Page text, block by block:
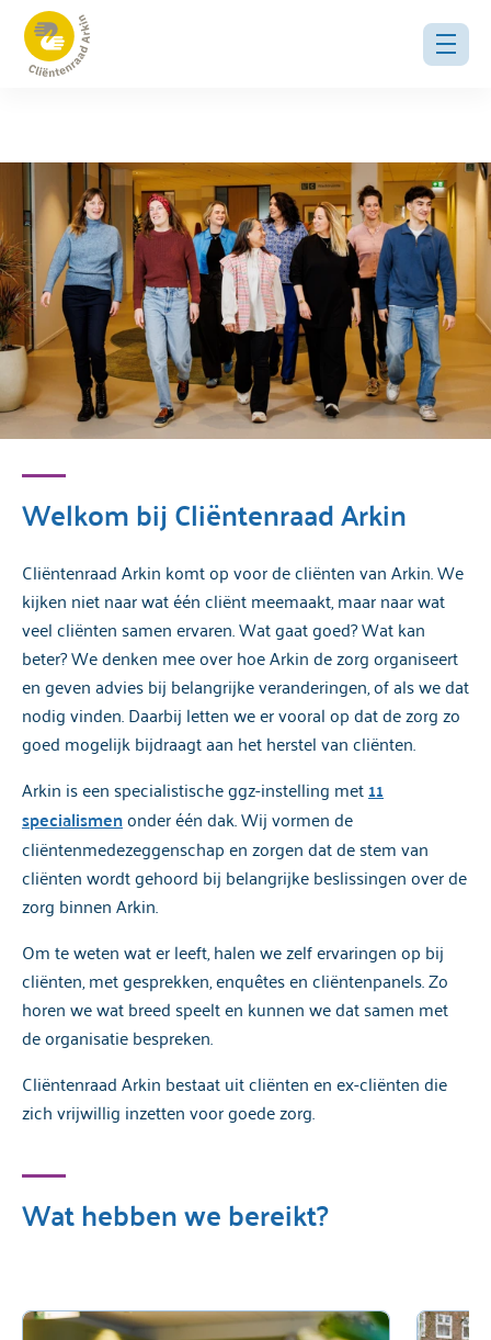
Welkom bij Cliëntenraad Arkin
Cliëntenraad Arkin komt op voor de cliënten van Arkin. We
kijken niet naar wat één cliënt meemaakt, maar naar wat
veel cliënten samen ervaren. Wat gaat goed? Wat kan
beter? We denken mee over hoe Arkin de zorg organiseert
en geven advies bij belangrijke veranderingen, of als we dat
nodig vinden. Daarbij letten we er vooral op dat de zorg zo
goed mogelijk bijdraagt aan het herstel van cliënten.
Arkin is een specialistische ggz-instelling met11
specialismenonder één dak. Wij vormen de
cliëntenmedezeggenschap en zorgen dat de stem van
cliënten wordt gehoord bij belangrijke beslissingen over de
zorg binnen Arkin.
Om te weten wat er leeft, halen we zelf ervaringen op bij
cliënten, met gesprekken, enquêtes en cliëntenpanels. Zo
horen we wat breed speelt en kunnen we dat samen met
de organisatie bespreken.
Cliëntenraad Arkin bestaat uit cliënten en ex-cliënten die
zich vrijwillig inzetten voor goede zorg.
Wat hebben we bereikt?